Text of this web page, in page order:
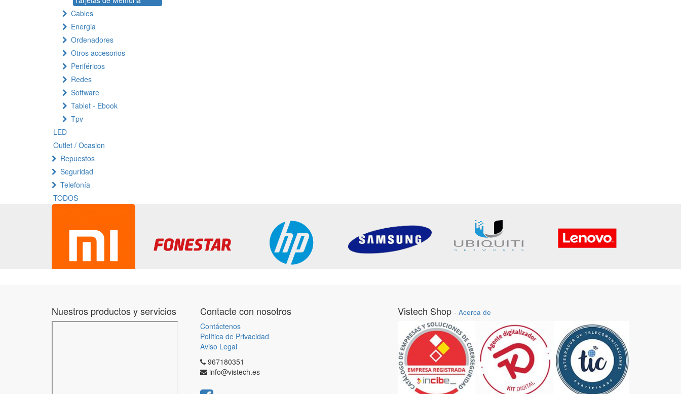
Cables
Energia
Ordenadores
Otros accesorios
Periféricos
Redes
Software
Tablet - Ebook
Tpv
LED
Outlet / Ocasion
Repuestos
Seguridad
Telefonía
TODOS
Nuestros productos y servicios Contacte con nosotros
Contáctenos
Política de Privacidad
Aviso Legal
967180351
info@vistech.es
Vistech Shop - Acerca de